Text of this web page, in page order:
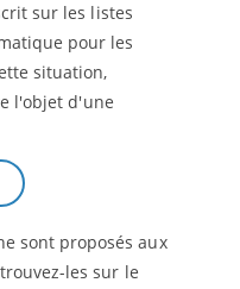
sur les listes
pour les
situation,
l'objet d'une
sont proposés aux
les sur le